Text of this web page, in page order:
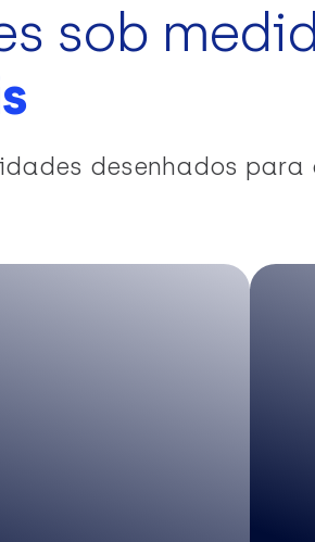
sob
desenhados